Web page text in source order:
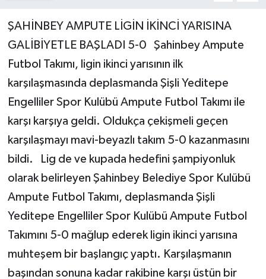
ŞAHİNBEY AMPUTE LİGİN İKİNCİ YARISINA
GALİBİYETLE BAŞLADI 5-0 Şahinbey Ampute
Futbol Takımı, ligin ikinci yarısının ilk
karşılaşmasında deplasmanda Şişli Yeditepe
Engelliler Spor Kulübü Ampute Futbol Takımı ile
karşı karşıya geldi. Oldukça çekişmeli geçen
karşılaşmayı mavi-beyazlı takım 5-0 kazanmasını
bildi. Lig de ve kupada hedefini şampiyonluk
olarak belirleyen Şahinbey Belediye Spor Kulübü
Ampute Futbol Takımı, deplasmanda Şişli
Yeditepe Engelliler Spor Kulübü Ampute Futbol
Takımını 5-0 mağlup ederek ligin ikinci yarısına
muhteşem bir başlangıç yaptı. Karşılaşmanın
başından sonuna kadar rakibine karşı üstün bir